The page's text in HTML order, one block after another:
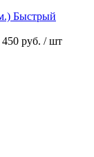
Быстрый
450 руб. / шт